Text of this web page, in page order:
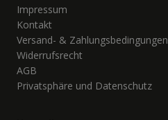
Impressum
Kontakt
Versand- & Zahlungsbedingungen
Widerrufsrecht
AGB
Privatsphäre und Datenschutz